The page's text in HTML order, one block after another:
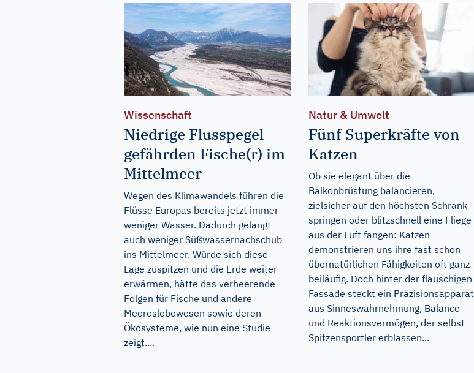
Wissenschaft
Niedrige Flusspegel
gefährden Fische(r) im
Mittelmeer
Wegen des Klimawandels führen die
Flüsse Europas bereits jetzt immer
weniger Wasser. Dadurch gelangt
auch weniger Süßwassernachschub
ins Mittelmeer. Würde sich diese
Lage zuspitzen und die Erde weiter
erwärmen, hätte das verheerende
Folgen für Fische und andere
Meereslebewesen sowie deren
Ökosysteme, wie nun eine Studie
zeigt....
Natur & Umwelt
Fünf Superkräfte von
Katzen
Ob sie elegant über die
Balkonbrüstung balancieren,
zielsicher auf den höchsten Schrank
springen oder blitzschnell eine Fliege
aus der Luft fangen: Katzen
demonstrieren uns ihre fast schon
übernatürlichen Fähigkeiten oft ganz
beiläufig. Doch hinter der flauschigen
Fassade steckt ein Präzisionsapparat
aus Sinneswahrnehmung, Balance
und Reaktionsvermögen, der selbst
Spitzensportler erblassen...